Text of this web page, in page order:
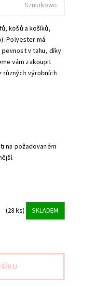
Sznurkowo
košů a košíků,
Polyester má
v tahu, díky
vám zakoupit
různých výrobních
na požadovaném
(28 ks) SKLADEM